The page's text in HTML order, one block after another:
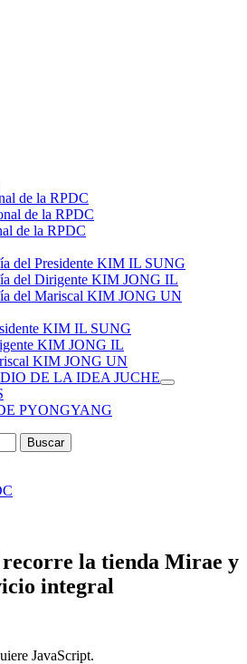
de la RPDC
de la RPDC
de la RPDC
del Presidente KIM IL SUNG
del Dirigente KIM JONG IL
del Mariscal KIM JONG UN
KIM IL SUNG
KIM JONG IL
KIM JONG UN
DE LA IDEA JUCHE
PYONGYANG
la tienda Mirae y
integral
JavaScript.